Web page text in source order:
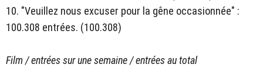
10. "Veuillez nous excuser pour la gêne occasionnée" :
100.308 entrées. (100.308)
Film / entrées sur une semaine / entrées au total